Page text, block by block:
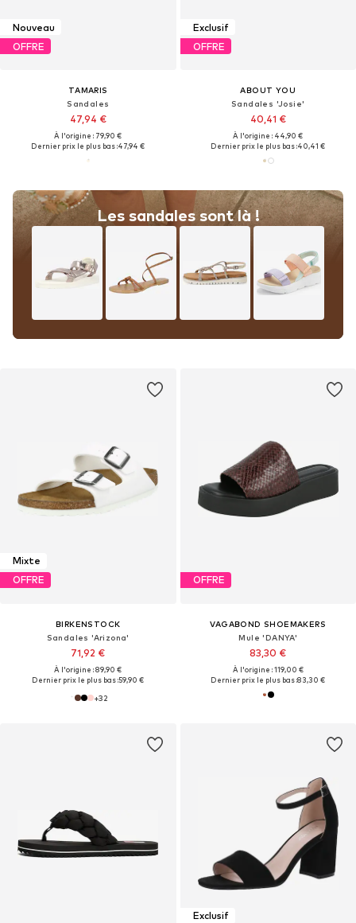
Nouveau
OFFRE
TAMARIS
Sandales
47,94 €
À l'origine : 79,90 €
Dernier prix le plus bas :47,94 €
Exclusif
OFFRE
ABOUT YOU
Sandales 'Josie'
40,41 €
À l'origine : 44,90 €
Dernier prix le plus bas :40,41 €
Les sandales sont là !
Mixte
OFFRE
BIRKENSTOCK
Sandales 'Arizona'
71,92 €
À l'origine : 89,90 €
Dernier prix le plus bas :59,90 €
+32
OFFRE
VAGABOND SHOEMAKERS
Mule 'DANYA'
83,30 €
À l'origine : 119,00 €
Dernier prix le plus bas :83,30 €
Exclusif